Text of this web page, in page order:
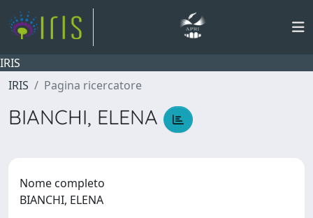
IRIS
IRIS
Pagina ricercatore
BIANCHI, ELENA
Nome completo
BIANCHI, ELENA